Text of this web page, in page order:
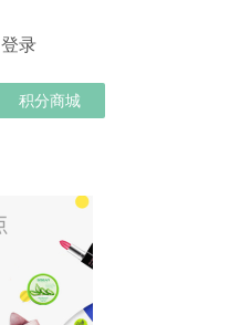
登录
积分商城